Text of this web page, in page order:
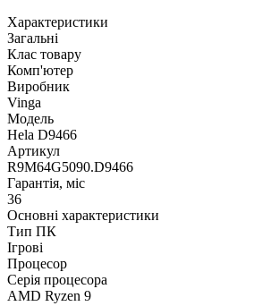
Характеристики
Загальні
Клас товару
Комп'ютер
Виробник
Vinga
Модель
Hela D9466
Артикул
R9M64G5090.D9466
Гарантія, міс
36
Основні характеристики
Тип ПК
Ігрові
Процесор
Серія процесора
AMD Ryzen 9